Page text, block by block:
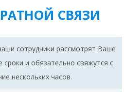
СВЯЗИ
сотрудники рассмотрят Ваше